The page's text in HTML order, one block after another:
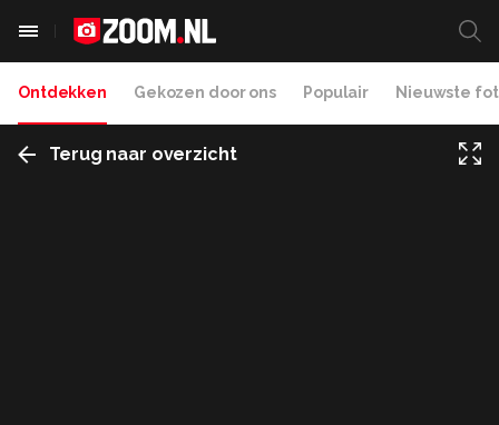
Ontdekken Gekozen door ons Populair Nieuwste
Terug naar overzicht